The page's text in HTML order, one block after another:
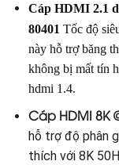
Cáp HDMI 2.1
80401 Tốc độ
này hỗ trợ băng
không bị mất tín
hdmi 1.4.
Cáp HDMI 8K
hỗ trợ độ phân
thích với 8K